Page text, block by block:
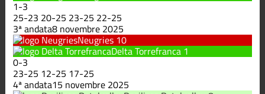
1-3
25-23 20-25 23-25 22-25
3ª andata8 novembre 2025
Neugries 10
Delta Torrefranca 1
0-3
23-25 12-25 17-25
4ª andata15 novembre 2025